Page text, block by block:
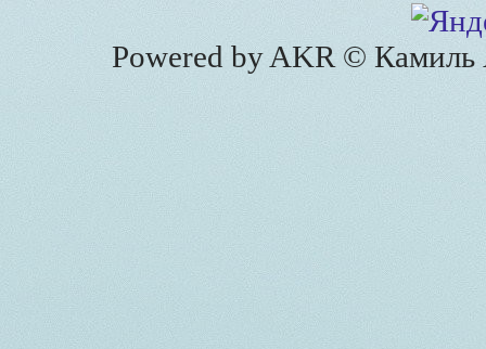
Powered by AKR © Камиль